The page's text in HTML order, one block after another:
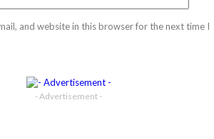
and website in this browser for the next time I
- Advertisement -